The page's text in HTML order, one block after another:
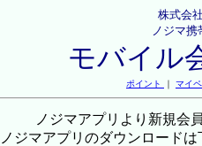
株式会
ノジマ携
モバイル
ポイント ｜ マイ
ノジマアプリより新規会
ノジマアプリのダウンロード